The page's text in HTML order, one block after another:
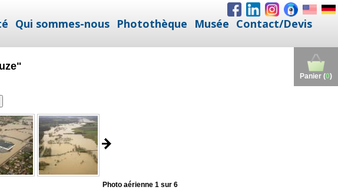
Qui sommes-nous Photothèque Musée Contact/Devis